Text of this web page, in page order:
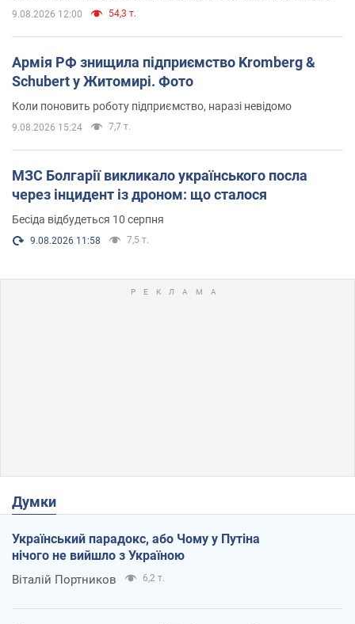
9.08.2026 12:00 54,3 т.
Армія РФ знищила підприємство Kromberg &
Schubert у Житомирі. Фото
Коли поновить роботу підприємство, наразі невідомо
9.08.2026 15:24 7,7 т.
МЗС Болгарії викликало українського посла
через інцидент із дроном: що сталося
Бесіда відбудеться 10 серпня
9.08.2026 11:58 7,5 т.
Думки
Український парадокс, або Чому у Путіна
нічого не вийшло з Україною
Віталій Портников 6,2 т.